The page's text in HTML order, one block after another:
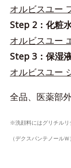
オルビスユー
Step 2：化粧
オルビスユー
Step 3：保湿
オルビスユー
全品、医薬部
※洗顔料にはグリチルリ
（デクスパンテノール